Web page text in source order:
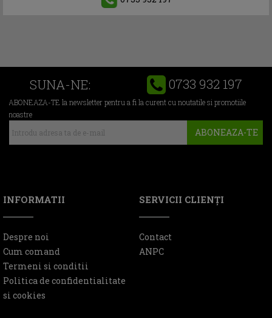
SUNA-NE: 0733 932 197
ABONEAZA-TE la newsletter pentru a fi la curent cu noutatile si promotiile
noastre
ABONEAZA-TE
INFORMATII
Despre noi
Cum comand
Termeni si conditii
Politica de confidentialitate
si cookies
SERVICII CLIENŢI
Contact
ANPC